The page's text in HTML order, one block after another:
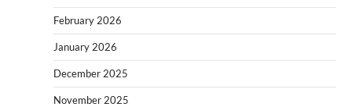
February 2026
January 2026
December 2025
November 2025